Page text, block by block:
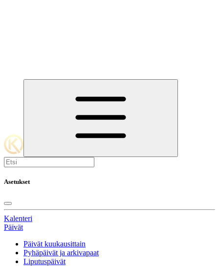
Asetukset
Kalenteri
Päivät
Päivät kuukausittain
Pyhäpäivät ja arkivapaat
Liputuspäivät